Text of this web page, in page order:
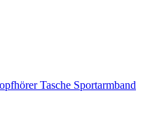
Tasche Sportarmband